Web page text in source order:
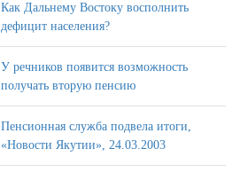
Как Дальнему Востоку восполнить
дефицит населения?
У речников появится возможность
получать вторую пенсию
Пенсионная служба подвела итоги,
«Новости Якутии», 24.03.2003